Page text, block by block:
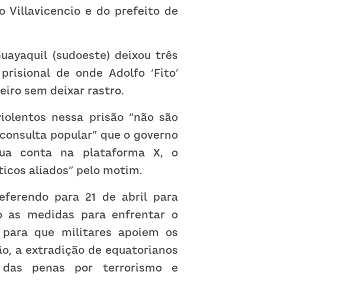
Villavicencio e do prefeito de
(sudoeste) deixou três
de onde Adolfo ‘Fito’
sem deixar rastro.
nessa prisão “não são
popular” que o governo
conta na plataforma X, o
aliados” pelo motim.
para 21 de abril para
as medidas para enfrentar o
que militares apoiem os
a extradição de equatorianos
penas por terrorismo e